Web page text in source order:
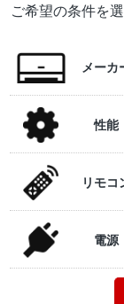
ご希望の条件を
メーカ
性能
リモコ
電源